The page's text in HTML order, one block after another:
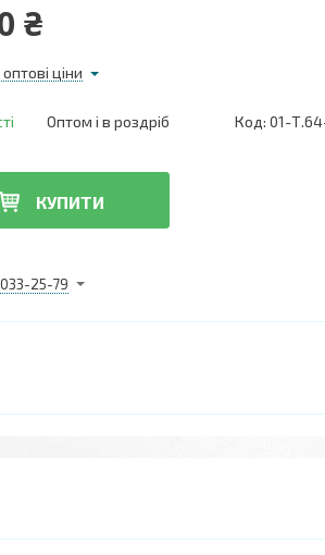
₴
ціни
Оптом і в роздріб Код: 01-
КУПИТИ
25-79